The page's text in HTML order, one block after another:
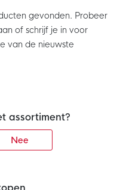
gevonden. Probeer
of schrijf je in voor
van de nieuwste
assortiment?
Nee